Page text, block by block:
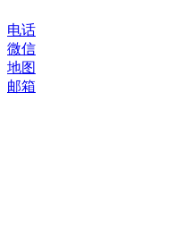
电话
微信
地图
邮箱